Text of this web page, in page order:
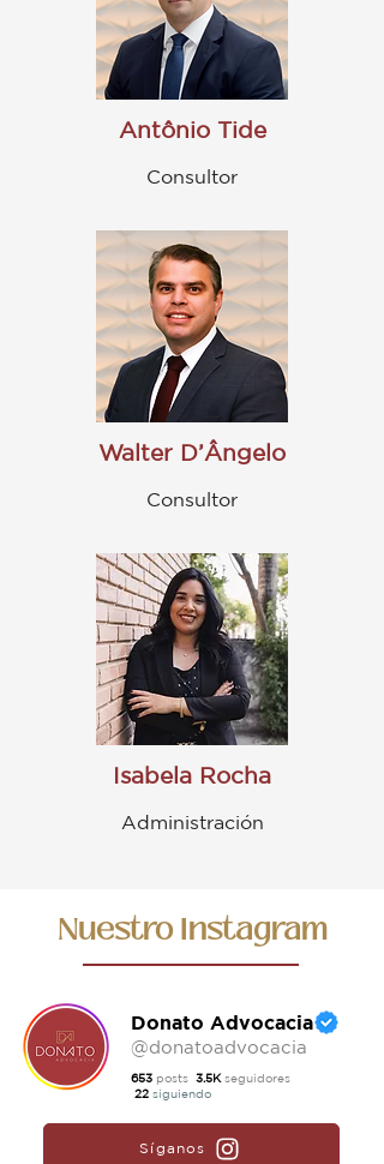
Antônio Tide
Consultor
Walter D’Ângelo
Consultor
Isabela Rocha
Administración
Nuestro Instagram
Donato Advocacia
@donatoadvocacia
653 posts 3.5Kseguidores
22 siguiendo
Síganos